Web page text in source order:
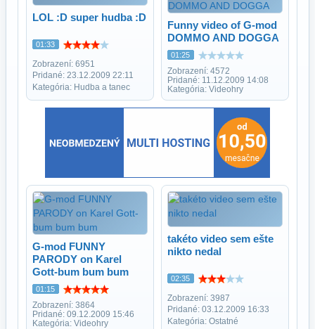
LOL :D super hudba :D
01:33
Zobrazení: 6951
Pridané: 23.12.2009 22:11
Kategória: Hudba a tanec
Funny video of G-mod
DOMMO AND DOGGA
01:25
Zobrazení: 4572
Pridané: 11.12.2009 14:08
Kategória: Videohry
G-mod FUNNY
PARODY on Karel
Gott-bum bum bum
01:15
Zobrazení: 3864
Pridané: 09.12.2009 15:46
Kategória: Videohry
takéto video sem ešte
nikto nedal
02:35
Zobrazení: 3987
Pridané: 03.12.2009 16:33
Kategória: Ostatné